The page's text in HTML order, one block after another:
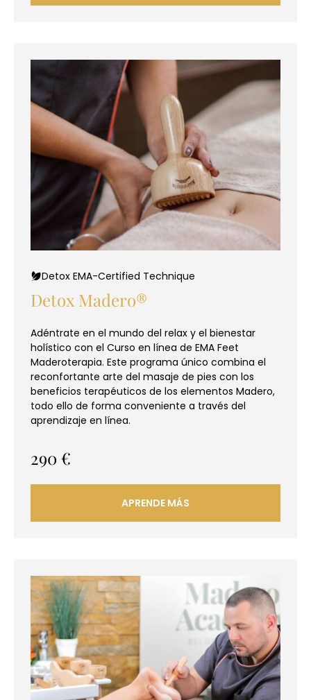
Detox EMA-Certified Technique
Detox Madero®
Adéntrate en el mundo del relax y el bienestar
holístico con el Curso en línea de EMA Feet
Maderoterapia. Este programa único combina el
reconfortante arte del masaje de pies con los
beneficios terapéuticos de los elementos Madero,
todo ello de forma conveniente a través del
aprendizaje en línea.
290 €
APRENDE MÁS